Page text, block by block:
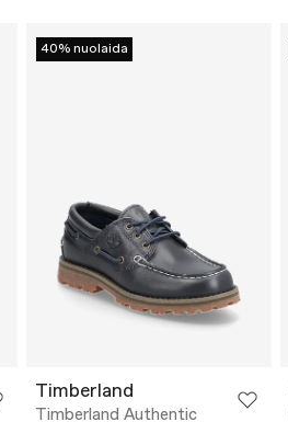
40% nuolaida
Timberland
Timberland Authentic